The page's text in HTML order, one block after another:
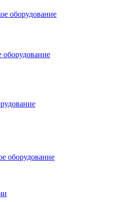
оборудование
оборудование
оборудование